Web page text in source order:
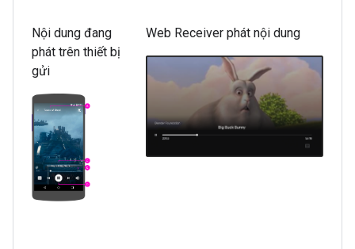
Nội dung đang
phát trên thiết bị
gửi
Web Receiver phát nội dung